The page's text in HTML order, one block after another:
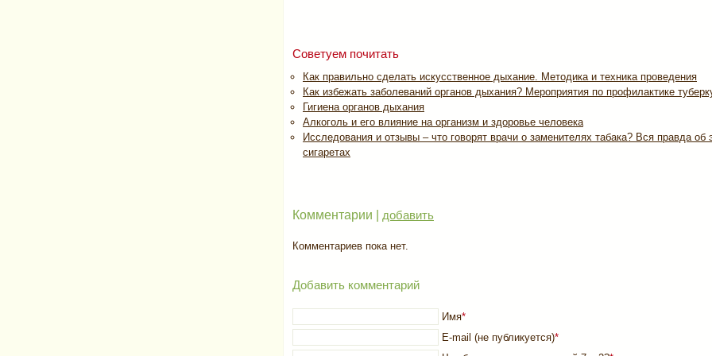
Советуем почитать
Как правильно сделать искусственное дыхание. Методика и техника проведения
Как избежать заболеваний органов дыхания? Мероприятия по профилактике
Гигиена органов дыхания
Алкоголь и его влияние на организм и здоровье человека
Исследования и отзывы – что говорят врачи о заменителях табака? Вся правда об
сигаретах
Комментарии | добавить
Комментариев пока нет.
Добавить комментарий
Имя*
E-mail (не публикуется)*